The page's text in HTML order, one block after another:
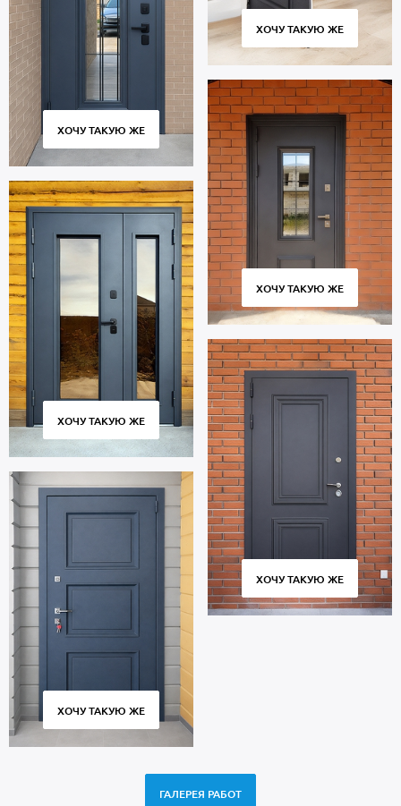
ХОЧУ ТАКУЮ ЖЕ
ХОЧУ ТАКУЮ ЖЕ
ХОЧУ ТАКУЮ ЖЕ
ХОЧУ ТАКУЮ ЖЕ
ХОЧУ ТАКУЮ ЖЕ
ХОЧУ ТАКУЮ ЖЕ
ГАЛЕРЕЯ РАБОТ